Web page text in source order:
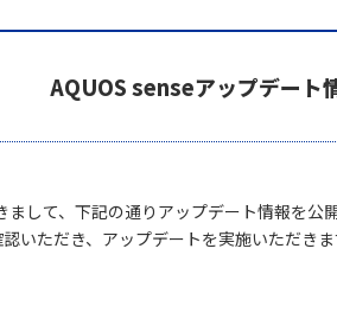
AQUOS senseアップデート
して、下記の通りアップデート情報を公
いただき、アップデートを実施いただきま